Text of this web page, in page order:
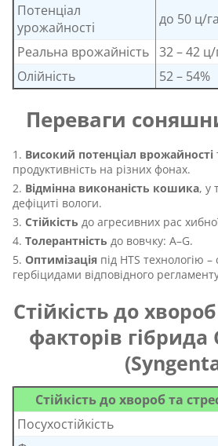
Потенціал
урожайності
до 50 ц/га
Реальна врожайність 32 – 42 ц/
Олійність
52 – 54%
Переваги
Високий потенціал врожайності
продуктивність на різних фонах.
Відмінна виконаність кошика, у
дефіциті вологи.
Стійкість до агресивних рас
Толерантність до вовчку: A–G.
Оптимізація під HTS технологію –
гербіцидами відповідного
Стійкість до
факторів гібрида
Стійкість до хвороб та
Посухостійкість